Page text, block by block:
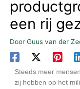
een rij
Door Guus van der
Steeds meer
zij hebben op het